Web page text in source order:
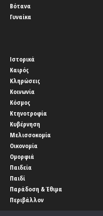
Βότανα
Γυναίκα
Ιστορικά
Καιρός
Κληρώσεις
Κοινωνία
Κόσμος
Κτηνοτροφία
Κυβέρνηση
Μελισσοκομία
Οικονομία
Ομορφιά
Παιδεία
Παιδί
Παράδοση & Έθιμα
Περιβάλλον